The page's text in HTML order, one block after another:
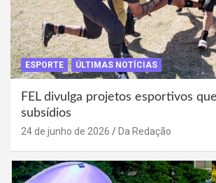
ESPORTE ÚLTIMAS NOTÍCIAS
FEL divulga projetos esportivos
subsídios
24 de junho de 2026 Da Redação